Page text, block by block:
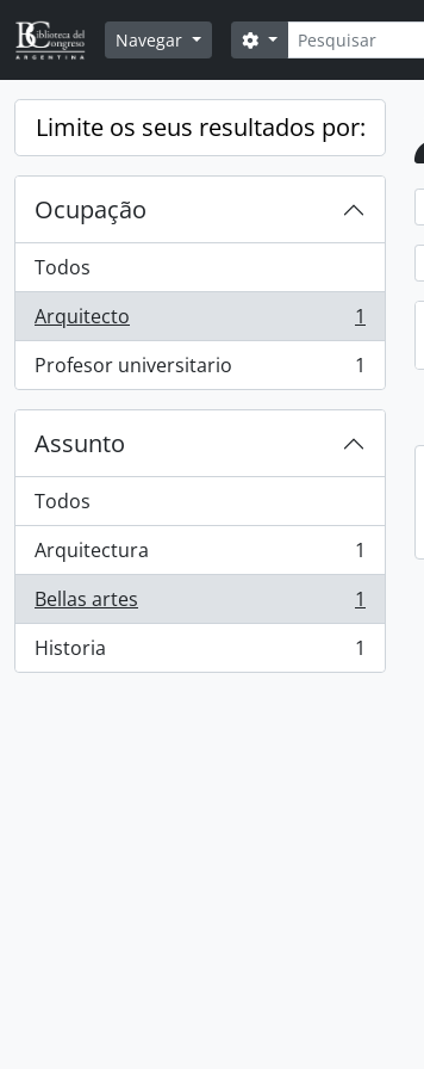
Skip to main content
Navegar
Pesquisar
Opções de busca
Limite os seus resultados por:
Ocupação
Todos
Arquitecto
, 1 resultados
1
Profesor universitario
, 1 resultados 1
Assunto
Todos
Arquitectura
, 1 resultados
1
Bellas artes
, 1 resultados
1
Historia
, 1 resultados 1